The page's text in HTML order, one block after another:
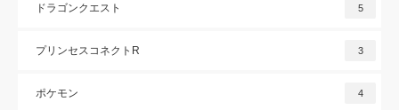
ドラゴンクエスト 5
プリンセスコネクトR 3
ポケモン 4